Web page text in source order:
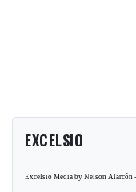
EXCELSIO
Excelsio Media by Nelson Alarcón